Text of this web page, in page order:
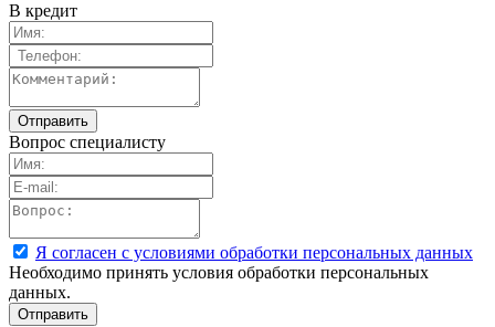
В кредит
Вопрос специалисту
Я согласен с условиями обработки персональных данных
Необходимо принять условия обработки персональных
данных.